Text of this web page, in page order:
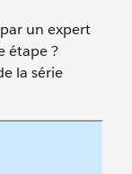
un expert
étape ?
la série